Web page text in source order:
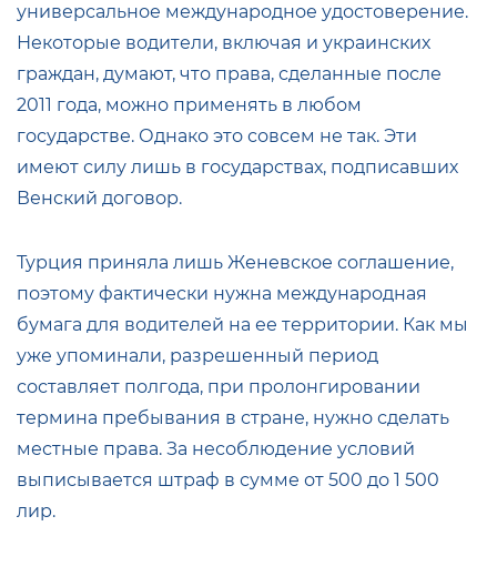
универсальное международное удостоверение.
Некоторые водители, включая и украинских
граждан, думают, что права, сделанные после
2011 года, можно применять в любом
государстве. Однако это совсем не так. Эти
имеют силу лишь в государствах, подписавших
Венский договор.
Турция приняла лишь Женевское соглашение,
поэтому фактически нужна международная
бумага для водителей на ее территории. Как мы
уже упоминали, разрешенный период
составляет полгода, при пролонгировании
термина пребывания в стране, нужно сделать
местные права. За несоблюдение условий
выписывается штраф в сумме от 500 до 1 500
лир.